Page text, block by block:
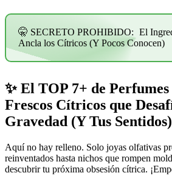
El
Ancla los Cítricos (Y Pocos Conocen)
✨ El TOP 7+ de
Frescos Cítricos que
Gravedad (Y Tus Sentidos)
Aquí no hay relleno. Solo joyas olfativas
reinventados hasta nichos que rompen
descubrir tu próxima obsesión cítrica.